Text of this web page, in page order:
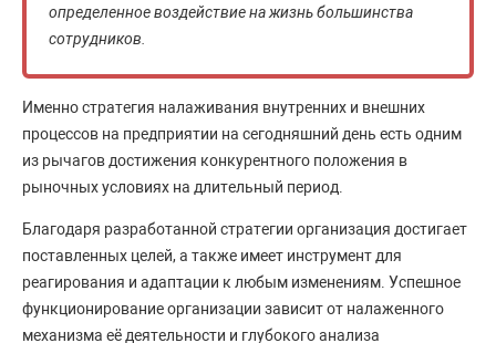
определенное воздействие на жизнь большинства
сотрудников.
Именно стратегия налаживания внутренних и внешних
процессов на предприятии на сегодняшний день есть одним
из рычагов достижения конкурентного положения в
рыночных условиях на длительный период.
Благодаря разработанной стратегии организация достигает
поставленных целей, а также имеет инструмент для
реагирования и адаптации к любым изменениям. Успешное
функционирование организации зависит от налаженного
механизма её деятельности и глубокого анализа